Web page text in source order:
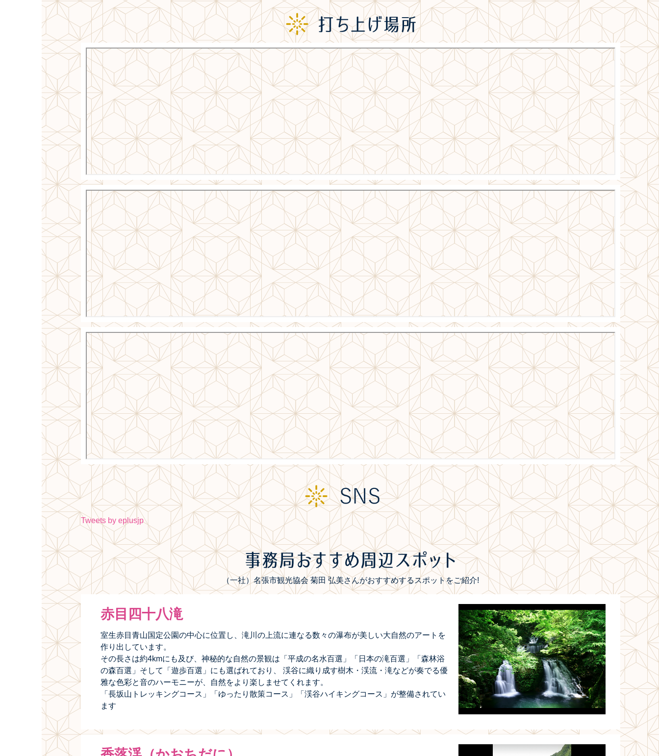
Tweets by eplusjp
（一社）名張市観光協会 菊田 弘美さんがおすすめするスポットをご紹介!
赤目四十八滝
室生赤目青山国定公園の中心に位置し、滝川の上流に連なる数々の瀑布が美しい大自然のアートを
作り出しています。
その長さは約4kmにも及び、神秘的な自然の景観は「平成の名水百選」「日本の滝百選」「森林浴
の森百選」そして「遊歩百選」にも選ばれており、 渓谷に織り成す樹木・渓流・滝などが奏でる優
雅な色彩と音のハーモニーが、自然をより楽しませてくれます。
「長坂山トレッキングコース」「ゆったり散策コース」「渓谷ハイキングコース」が整備されてい
ます